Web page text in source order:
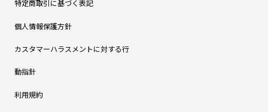
特定商取引に基づく表記
個人情報保護方針
カスタマーハラスメントに対する行
動指針
利用規約